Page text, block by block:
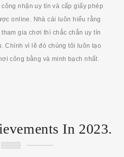
nhận uy tín và cấp giấy phép
online. Nhà cái luôn hiểu rằng
gia chơi thì chắc chắn uy tín
Chính vì lẽ đó chúng tôi luôn tạo
công bằng và minh bạch nhất.
In 2023.